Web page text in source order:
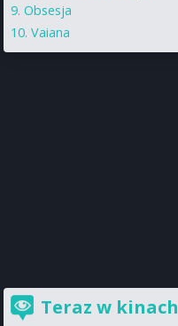
Obsesja
Vaiana
Teraz w kinach